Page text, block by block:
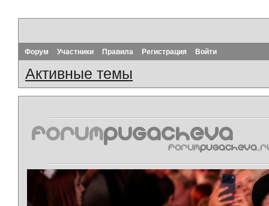
Форум Участники Правила Регистрация Войти
Активные темы